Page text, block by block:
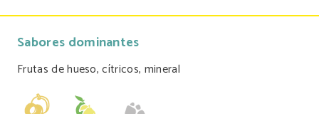
Sabores dominantes
Frutas de hueso, cítricos, mineral